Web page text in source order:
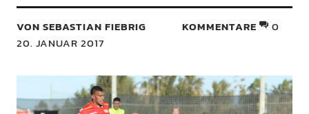
VON SEBASTIAN FIEBRIG
20. JANUAR 2017
KOMMENTARE 0